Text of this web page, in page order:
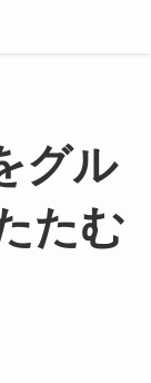
グル
たむ